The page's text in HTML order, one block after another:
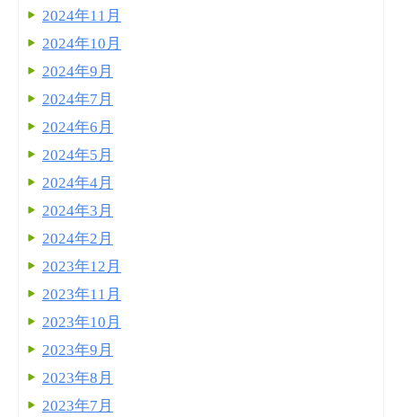
2024年11月
2024年10月
2024年9月
2024年7月
2024年6月
2024年5月
2024年4月
2024年3月
2024年2月
2023年12月
2023年11月
2023年10月
2023年9月
2023年8月
2023年7月